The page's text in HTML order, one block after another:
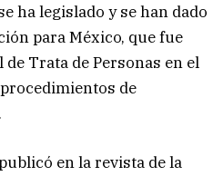
ha legislado y se han dado
para México, que fue
Trata de Personas en el
de
en la revista de la